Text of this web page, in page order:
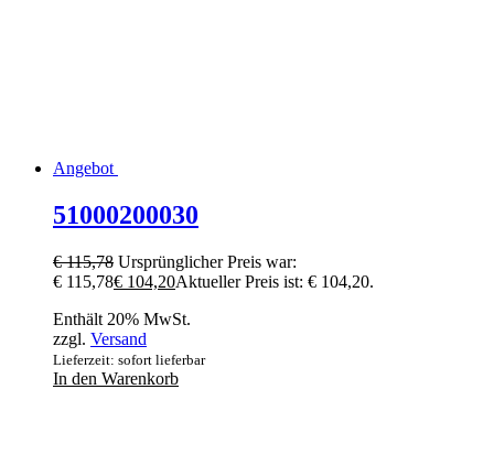
Angebot
51000200030
€115,78 Ursprünglicher Preis war:
€ 115,78€ 104,20Aktueller Preis ist: € 104,20.
Enthält 20% MwSt.
zzgl. Versand
Lieferzeit: sofort lieferbar
In den Warenkorb